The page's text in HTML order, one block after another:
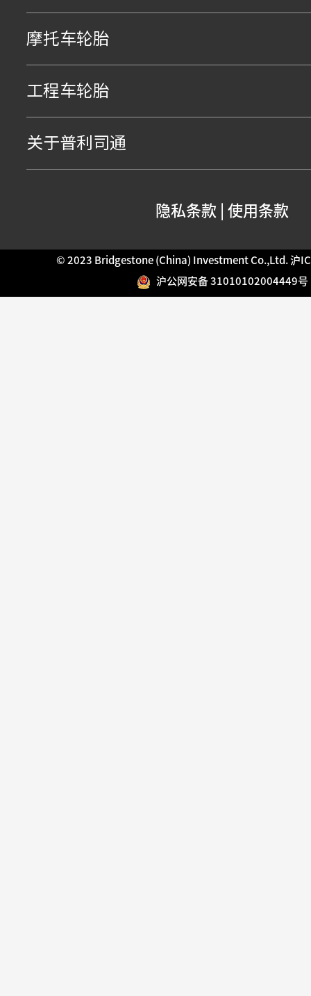
摩托车轮胎
工程车轮胎
关于普利司通
隐私条款 | 使用条款
© 2023 Bridgestone (China) Investment Co.,Ltd.沪
沪公网安备 31010102004449号